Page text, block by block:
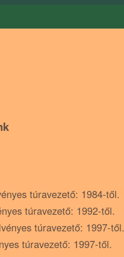
túravezető: 1984-től.
túravezető: 1992-től.
túravezető: 1997-től.
túravezető: 1997-től.